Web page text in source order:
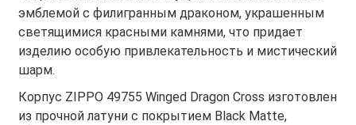
эмблемой с филигранным драконом, украшенным
светящимися красными камнями, что придает
изделию особую привлекательность и мистический
шарм.
Корпус ZIPPO 49755 Winged Dragon Cross изготовлен
из прочной латуни с покрытием Black Matte,